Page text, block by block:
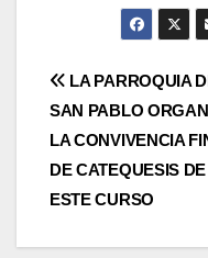
de
entradas
LA PARROQUIA
SAN PABLO
LA CONVIVENCIA
DE CATEQUESIS DE
ESTE CURSO